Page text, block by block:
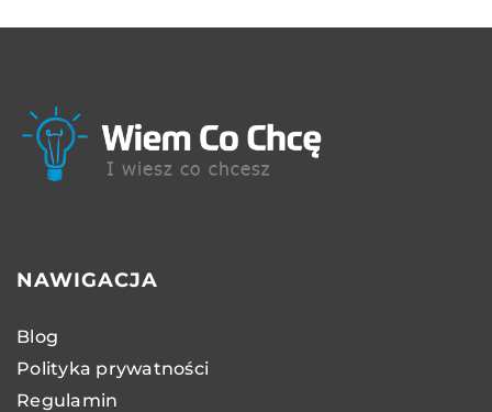
NAWIGACJA
Blog
Polityka prywatności
Regulamin